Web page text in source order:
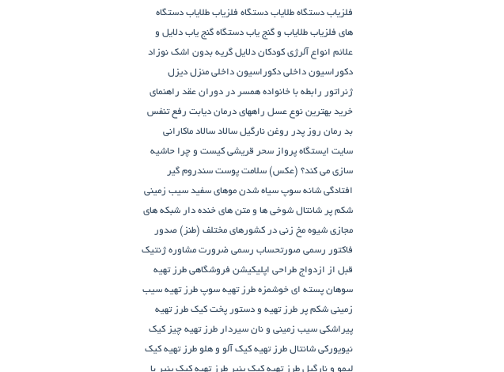
فلزیاب دستگاه‌ طلایاب دستگاه‌ فلزیاب طلایاب دستگاه‌
های فلزیاب طلایاب و گنج‌ یاب دستگاه‌ گنج‌ یاب دلایل و
علائم انواع آلرژی کودکان دلایل گریه بدون اشک نوزاد
دکوراسیون داخلی دکوراسیون داخلی منزل دیزل
ژنراتور رابطه با خانواده همسر در دوران عقد راهنمای
خرید بهترین نوع عسل راههای درمان دیابت رفع تنفس
بد رمان روز پدر روغن نارگیل سالاد سالاد ماکارانی
سایت ایستگاه پرواز سحر قریشی کیست و چرا حاشیه
سازی می کند؟ (عکس) سلامت پوست سندروم گیر
افتادگی شانه سوپ سیاه شدن موهای سفید سیب زمینی
شکم پر شانتال شوخی ها و متن های خنده دار شبکه های
مجازی شیوه مخ زنی در کشورهای مختلف (طنز) صدور
فاکتور رسمی صورتحساب رسمی ضرورت مشاوره ژنتیک
قبل از ازدواج طراحی اپلیکیشن فروشگاهی طرز تهیه
سوهان پسته ای خوشمزه طرز تهیه سوپ طرز تهیه سیب
زمینی شکم پر طرز تهیه و دستور پخت کیک طرز تهیه
پیراشكی سيب زمينی و نان سیردار طرز تهیه چیز کیک
نیویورکی شانتال طرز تهیه کیک آلو و هلو طرز تهیه کیک
لیمو و نارگیل طرز تهیه کیک پنیر طرز تهیه کیک پنیر با